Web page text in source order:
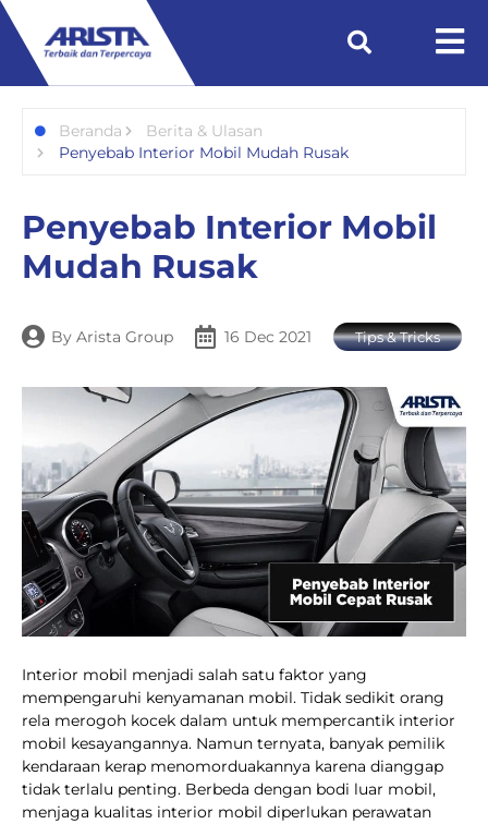
Beranda
Berita & Ulasan
Penyebab Interior Mobil Mudah Rusak
Penyebab Interior Mobil
Mudah Rusak
By Arista Group 16 Dec 2021 Tips & Tricks
Interior mobil menjadi salah satu faktor yang
mempengaruhi kenyamanan mobil. Tidak sedikit orang
rela merogoh kocek dalam untuk mempercantik interior
mobil kesayangannya. Namun ternyata, banyak pemilik
kendaraan kerap menomorduakannya karena dianggap
tidak terlalu penting. Berbeda dengan bodi luar mobil,
menjaga kualitas interior mobil diperlukan perawatan